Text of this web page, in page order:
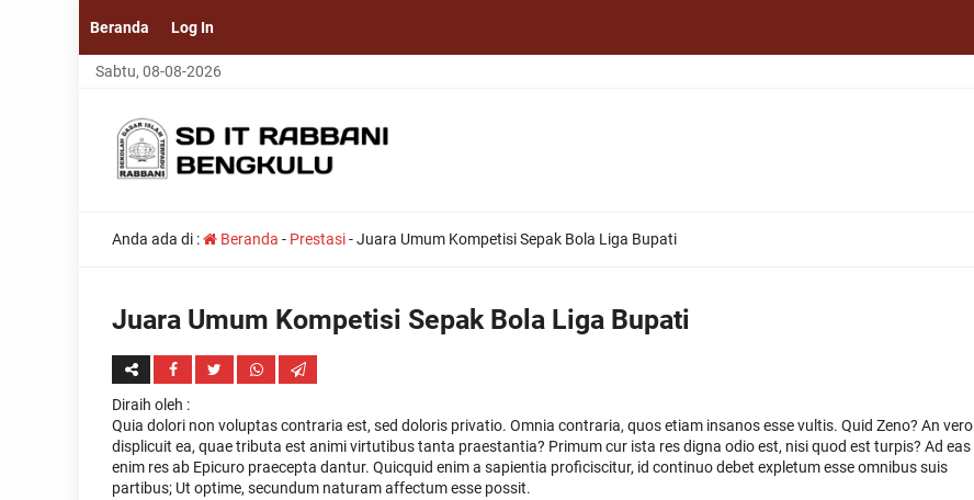
Beranda Log In
Sabtu, 08-08-2026
Anda ada di : Beranda - Prestasi-Juara Umum Kompetisi Sepak Bola Liga Bupati
Juara Umum Kompetisi Sepak Bola Liga Bupati
Diraih oleh :
Quia dolori non voluptas contraria est, sed doloris privatio. Omnia contraria, quos etiam insanos esse vultis. Quid Zeno? An vero
displicuit ea, quae tributa est animi virtutibus tanta praestantia? Primum cur ista res digna odio est, nisi quod est turpis? Ad eas
enim res ab Epicuro praecepta dantur. Quicquid enim a sapientia proficiscitur, id continuo debet expletum esse omnibus suis
partibus; Ut optime, secundum naturam affectum esse possit.